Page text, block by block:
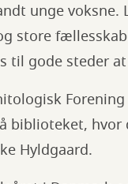
unge voksne.
store
til gode steder
hvor
Hyldgaard.